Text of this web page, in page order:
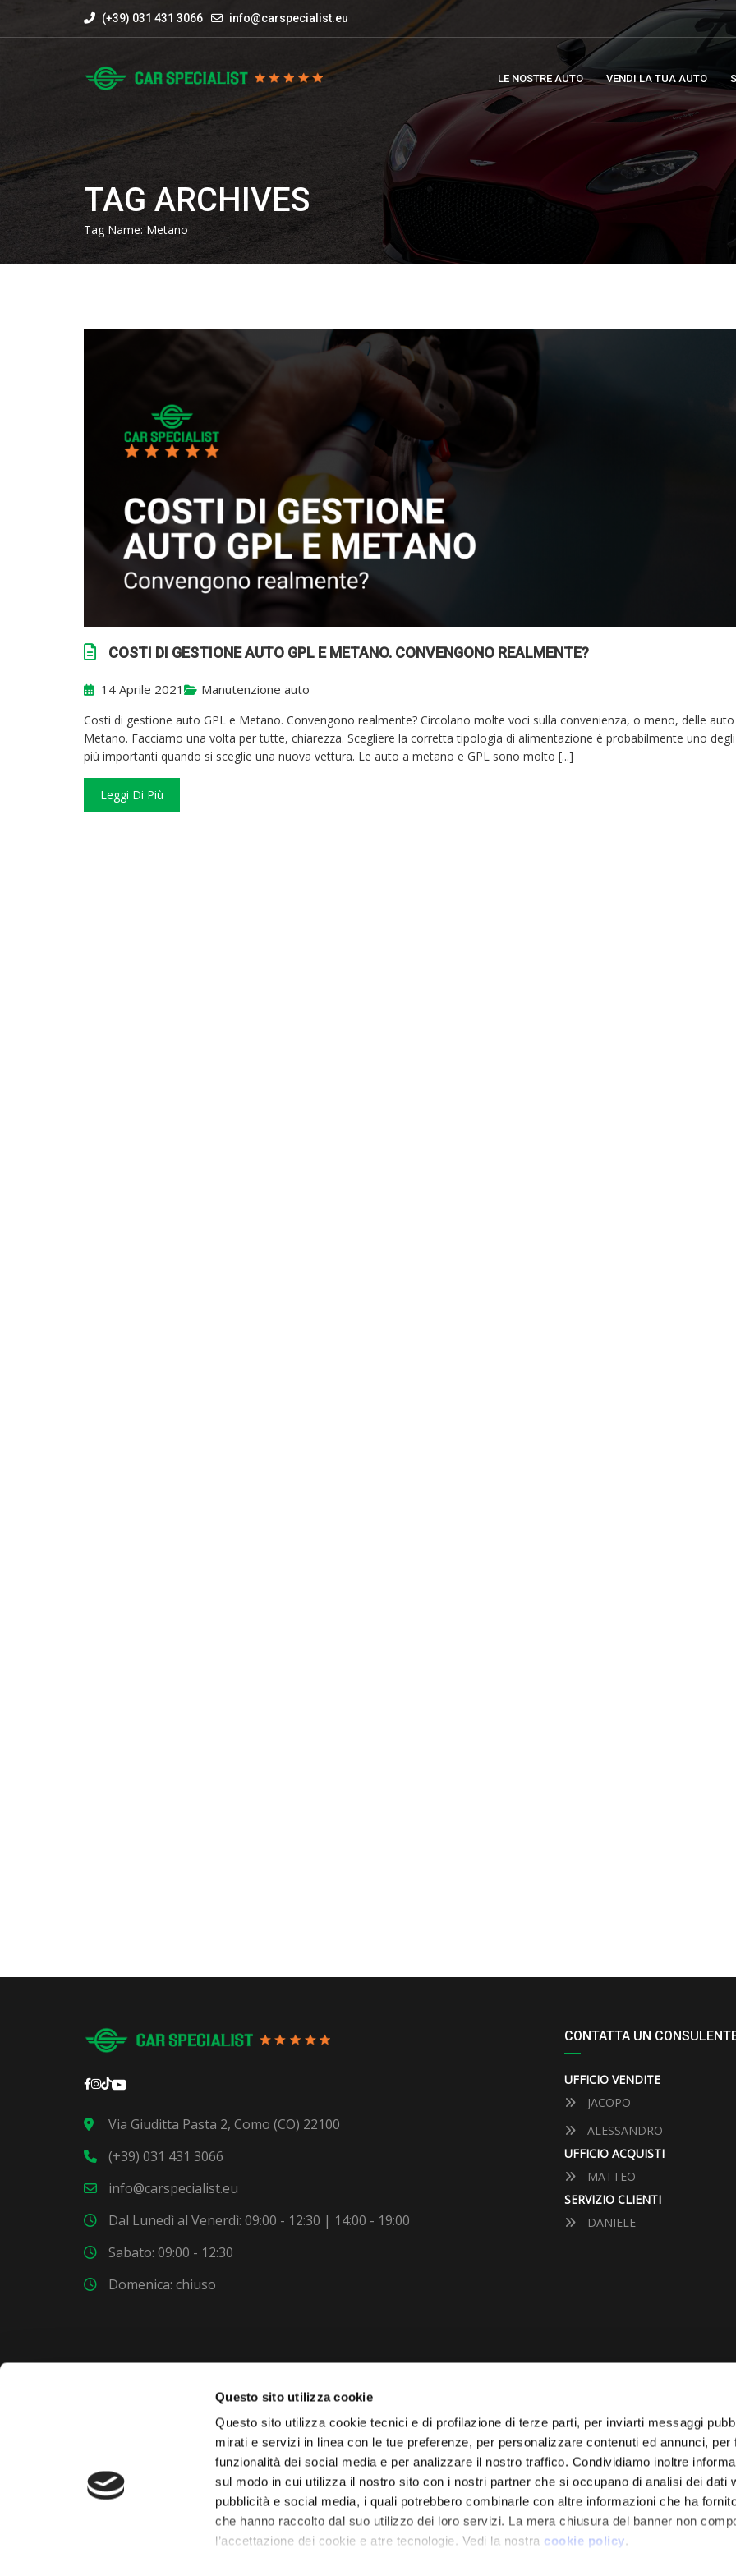
Questo sito utilizza cookie
Questo sito utilizza cookie tecnici e di profilazione di terze parti, per inviarti messaggi
mirati e servizi in linea con le tue preferenze, per personalizzare contenuti ed annunci, per
funzionalità dei social media e per analizzare il nostro traffico. Condividiamo inoltre
sul modo in cui utilizza il nostro sito con i nostri partner che si occupano di analisi dei dati
pubblicità e social media, i quali potrebbero combinarle con altre informazioni che ha
che hanno raccolto dal suo utilizzo dei loro servizi. La mera chiusura del banner non
l’accettazione dei cookie e atre tecnologie. Vedi la nostra cookie policy.
(+39) 031 431 3066 info@carspecialist.eu
LE NOSTRE AUTO VENDI LA TUA AUTO
TAG ARCHIVES
Tag Name: Metano
COSTI DI GESTIONE AUTO GPL E METANO. CONVENGONO REALMENTE?
14 Aprile 2021 Manutenzione auto
Costi di gestione auto GPL e Metano. Convengono realmente? Circolano molte voci sulla convenienza, o meno, delle auto
Metano. Facciamo una volta per tutte, chiarezza. Scegliere la corretta tipologia di alimentazione è probabilmente uno
più importanti quando si sceglie una nuova vettura. Le auto a metano e GPL sono molto [...]
Leggi Di Più
Via Giuditta Pasta 2, Como (CO) 22100
(+39) 031 431 3066
info@carspecialist.eu
Dal Lunedì al Venerdì: 09:00 - 12:30 | 14:00 - 19:00
Sabato: 09:00 - 12:30
Domenica: chiuso
CONTATTA UN
UFFICIO VENDITE
JACOPO
ALESSANDRO
UFFICIO ACQUISTI
MATTEO
SERVIZIO CLIENTI
DANIELE
Dai un'occhiata al nostro garage. Troverai nuovi
modelli ogni settimana.
Vai Al Garage
Effettuiamo la quotazione
diamo il prezzo d’acquisto.